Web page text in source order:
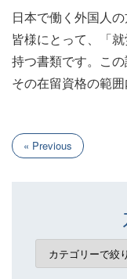
日本で働く外国人
皆様にとって、「
持つ書類です。こ
その在留資格の範
« Previous